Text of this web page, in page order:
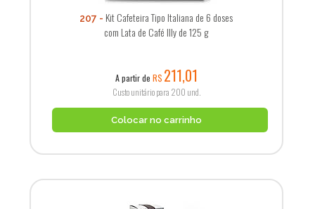
207
Kit Cafeteira Tipo Italiana de 6 doses
com Lata de Café Illy de 125 g
A partir de R$ 211,01
Custo unitário para 200 und.
Colocar no carrinho